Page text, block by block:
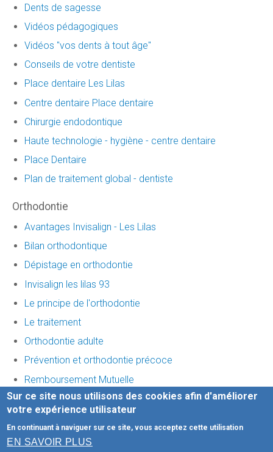
Dents de sagesse
Vidéos pédagogiques
Vidéos "vos dents à tout âge"
Conseils de votre dentiste
Place dentaire Les Lilas
Centre dentaire Place dentaire
Chirurgie endodontique
Haute technologie - hygiène - centre dentaire
Place Dentaire
Plan de traitement global - dentiste
Orthodontie
Avantages Invisalign - Les Lilas
Bilan orthodontique
Dépistage en orthodontie
Invisalign les lilas 93
Le principe de l'orthodontie
Le traitement
Orthodontie adulte
Prévention et orthodontie précoce
Remboursement Mutuelle
Traitement invisalign
Honoraires -Mentions légales
Sur ce site nous utilisons des cookies afin d'améliorer
votre expérience utilisateur
En continuant à naviguer sur ce site, vous acceptez cette utilisation
EN SAVOIR PLUS